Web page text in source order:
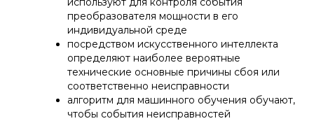
преобразователя мощности в его
индивидуальной среде
посредством искусственного интеллекта
определяют наиболее вероятные
технические основные причины сбоя или
соответственно неисправности
алгоритм для машинного обучения обучают,
чтобы события неисправностей